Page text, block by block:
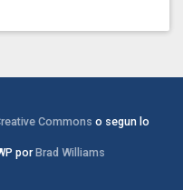
Commons o segun lo
porBrad Williams